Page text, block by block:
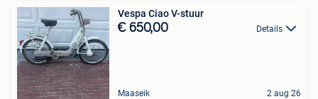
Vespa Ciao V-stuur
€ 650,00 Details
Maaseik 2 aug 26